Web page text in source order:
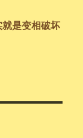
是变相破坏